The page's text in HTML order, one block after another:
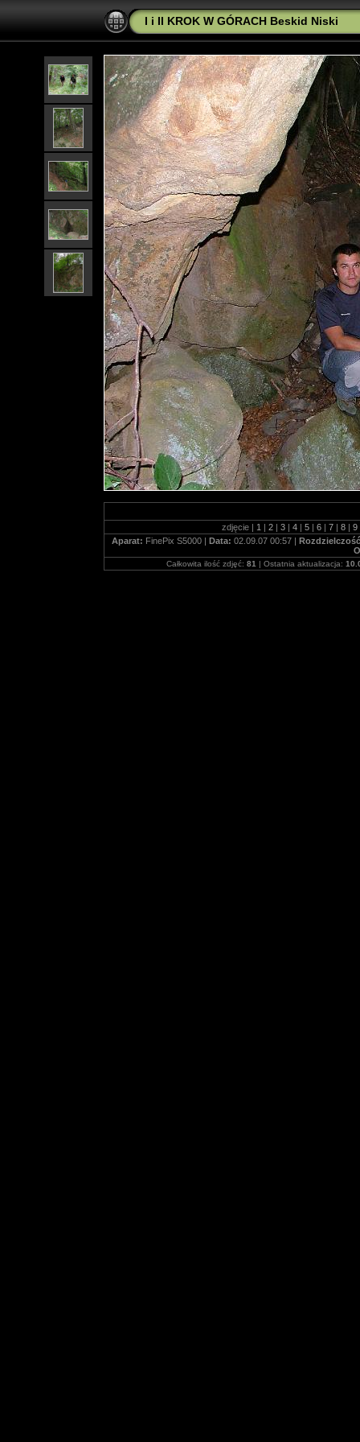
I i II KROK W GÓRACH Beskid Niski
zdjęcie | 1 | 2 | 3 | 4 | 5 | 6 | 7 | 8 | 9
Aparat: FinePix S5000 | Data: 02.09.07 00:57 |
Całkowita ilość zdjęć: 81 | Ostatnia aktualizacja: